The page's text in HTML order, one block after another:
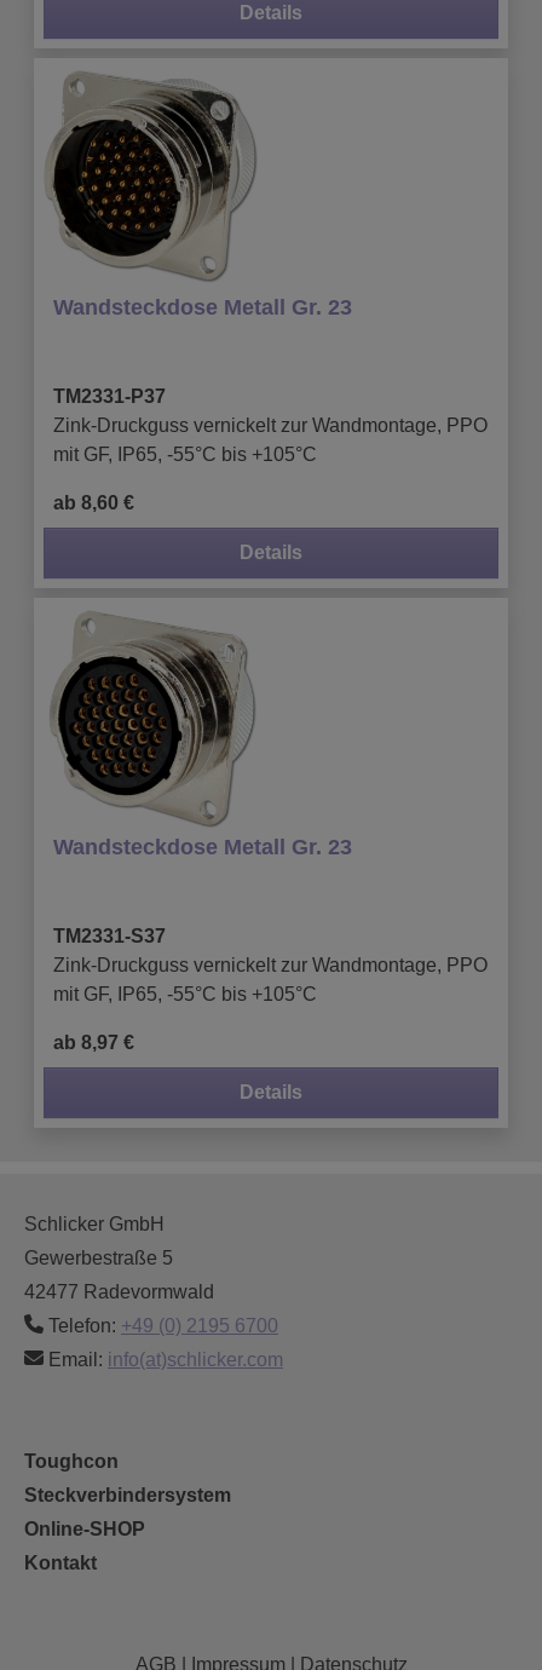
Details
Wandsteckdose Metall Gr. 23
TM2331-P37
Zink-Druckguss vernickelt zur Wandmontage, PPO
mit GF, IP65, -55°C bis +105°C
ab 8,60 €
Details
Wandsteckdose Metall Gr. 23
TM2331-S37
Zink-Druckguss vernickelt zur Wandmontage, PPO
mit GF, IP65, -55°C bis +105°C
ab 8,97 €
Details
Schlicker GmbH
Gewerbestraße 5
42477 Radevormwald
Telefon: +49 (0) 2195 6700
Email: info(at)schlicker.com
Toughcon
Steckverbindersystem
Online-SHOP
Kontakt
AGB Impressum| Datenschutz